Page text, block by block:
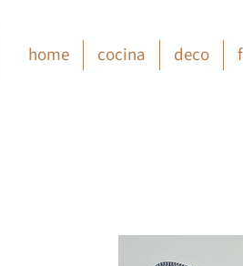
home cocina deco